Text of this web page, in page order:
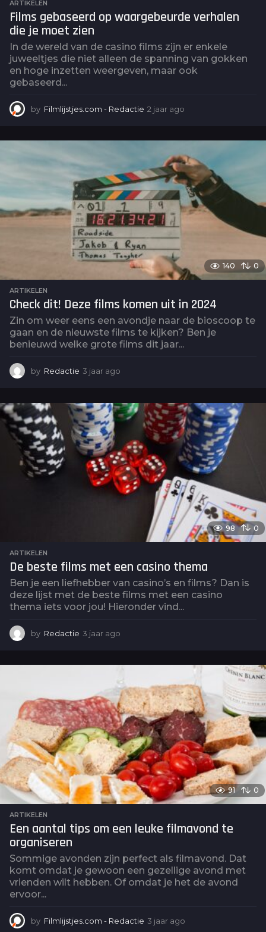
ARTIKELEN
Films gebaseerd op waargebeurde verhalen
die je moet zien
In de wereld van de casino films zijn er enkele
juweeltjes die niet alleen de spanning van gokken
en hoge inzetten weergeven, maar ook
gebaseerd...
by Filmlijstjes.com - Redactie 2 jaar ago
a
r
a
g
o
140 0
ARTIKELEN
Check dit! Deze films komen uit in 2024
Zin om weer eens een avondje naar de bioscoop te
gaan en de nieuwste films te kijken? Ben je
benieuwd welke grote films dit jaar...
by Redactie 3 jaar ago
a
r
o
98 0
ARTIKELEN
De beste films met een casino thema
Ben je een liefhebber van casino’s en films? Dan is
deze lijst met de beste films met een casino
thema iets voor jou! Hieronder vind...
by Redactie 3 jaar ago
a
a
g
o
91 0
ARTIKELEN
Een aantal tips om een leuke filmavond te
organiseren
Sommige avonden zijn perfect als filmavond. Dat
komt omdat je gewoon een gezellige avond met
vrienden wilt hebben. Of omdat je het de avond
ervoor...
by Filmlijstjes.com - Redactie 3 jaar ago